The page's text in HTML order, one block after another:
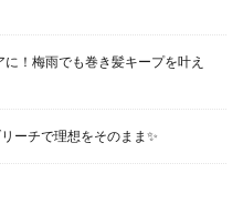
！梅雨でも巻き髪キープを叶え
ーチで理想をそのまま✨